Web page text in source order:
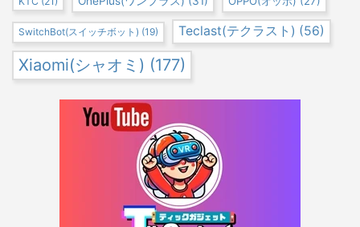
SwitchBot(スイッチボット) (19) Teclast(テクラスト) (56)
Xiaomi(シャオミ) (177)